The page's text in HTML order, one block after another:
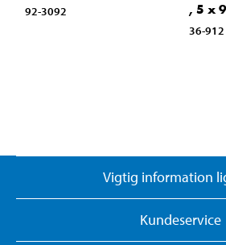
92-3092
, 5 x
36-912
Vigtig information
Kundeservice